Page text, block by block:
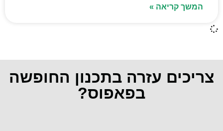
המשך קריאה »
צריכים עזרה בתכנון החופשה
בפאפוס?